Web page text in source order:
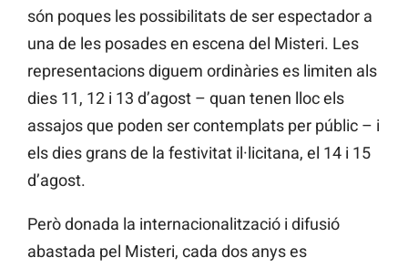
són poques les possibilitats de ser espectador a
una de les posades en escena del Misteri. Les
representacions diguem ordinàries es limiten als
dies 11, 12 i 13 d’agost – quan tenen lloc els
assajos que poden ser contemplats per públic – i
els dies grans de la festivitat il·licitana, el 14 i 15
d’agost.
Però donada la internacionalització i difusió
abastada pel Misteri, cada dos anys es